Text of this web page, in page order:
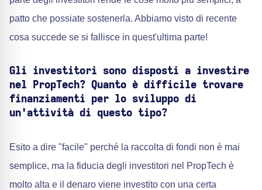
patto che possiate sostenerla. Abbiamo visto di recente
cosa succede se si fallisce in quest'ultima parte!
Gli investitori sono disposti a investire
nel PropTech? Quanto è difficile trovare
finanziamenti per lo sviluppo di
un'attività di questo tipo?
Esito a dire "facile" perché la raccolta di fondi non è mai
semplice, ma la fiducia degli investitori nel PropTech è
molto alta e il denaro viene investito con una certa